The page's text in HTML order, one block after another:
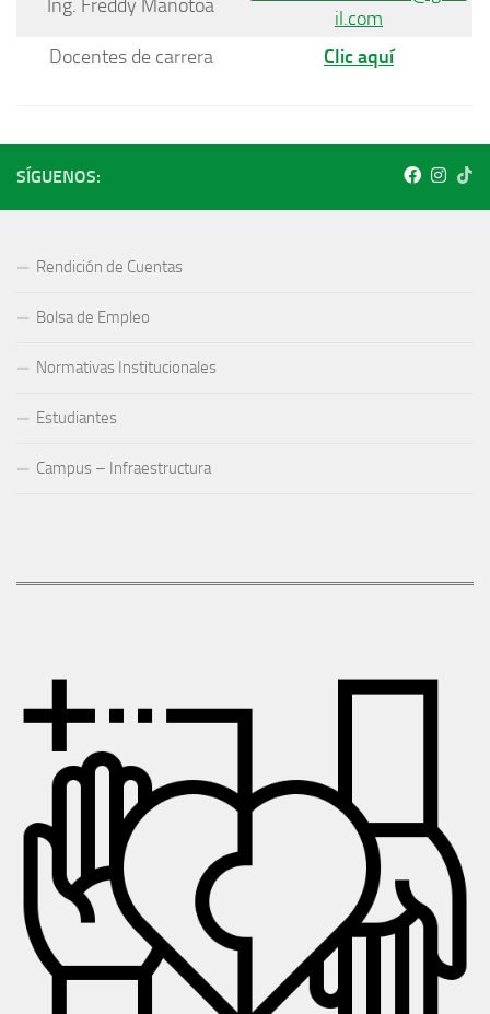
Ing. Freddy Manotoa
il.com
Docentes de carrera
Clic aquí
SÍGUENOS:
Rendición de Cuentas
Bolsa de Empleo
Normativas Institucionales
Estudiantes
Campus – Infraestructura